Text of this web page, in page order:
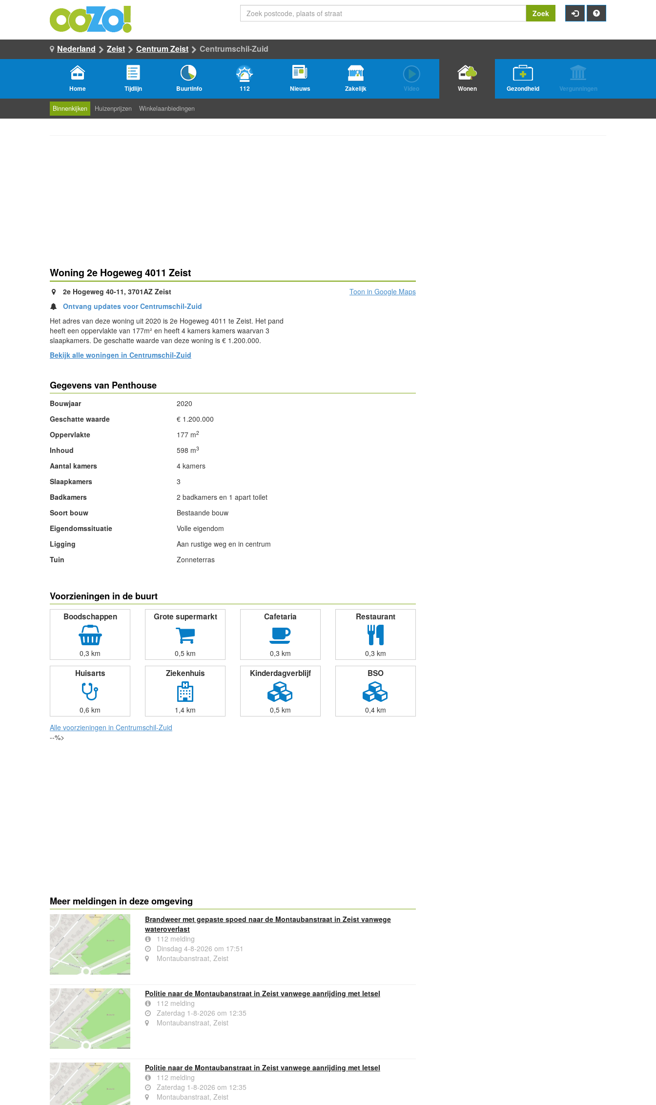
Zoek
Nederland Zeist Centrum Zeist Centrumschil-Zuid
Home Tijdlijn Buurtinfo 112 Nieuws Zakelijk Video Wonen Gezondheid Vergunningen
Binnenkijken Huizenprijzen Winkelaanbiedingen
Woning 2e Hogeweg 4011 Zeist
2e Hogeweg 40-11, 3701AZ Zeist
Ontvang updates voor Centrumschil-Zuid
Het adres van deze woning uit 2020 is 2e Hogeweg 4011 te Zeist. Het pand
heeft een oppervlakte van 177m² en heeft 4 kamers kamers waarvan 3
slaapkamers. De geschatte waarde van deze woning is € 1.200.000.
Bekijk alle woningen in Centrumschil-Zuid
Toon in Google Maps
Gegevens van Penthouse
Bouwjaar
2020
Geschatte waarde
€ 1.200.000
Oppervlakte
177 m2
Inhoud 598 m3
Aantal kamers
4 kamers
Slaapkamers
3
Badkamers
2 badkamers en 1 apart toilet
Soort bouw
Bestaande bouw
Eigendomssituatie
Volle eigendom
Ligging
Aan rustige weg en in centrum
Tuin
Zonneterras
Voorzieningen in de buurt
Boodschappen
0,3 km
Grote supermarkt
0,5 km
Cafetaria
0,3 km
Restaurant
0,3 km
Huisarts
0,6 km
Ziekenhuis
1,4 km
Kinderdagverblijf
0,5 km
BSO
0,4 km
Alle voorzieningen in Centrumschil-Zuid
--%>
Meer meldingen in deze omgeving
Brandweer met gepaste spoed naar de Montaubanstraat in Zeist vanwege
wateroverlast
112 melding
Dinsdag 4-8-2026 om 17:51
Montaubanstraat, Zeist
Politie naar de Montaubanstraat in Zeist vanwege aanrijding met letsel
112 melding
Zaterdag 1-8-2026 om 12:35
Montaubanstraat, Zeist
Politie naar de Montaubanstraat in Zeist vanwege aanrijding met letsel
112 melding
Zaterdag 1-8-2026 om 12:35
Montaubanstraat, Zeist